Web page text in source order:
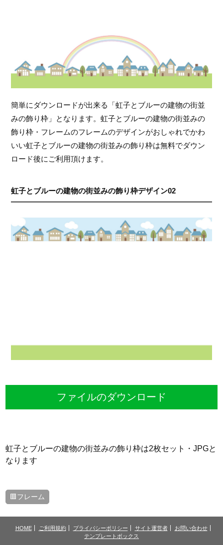
簡単にダウンロードが出来る「虹子とブルーの建物の街並
みの飾り枠」となります。虹子とブルーの建物の街並みの
飾り枠・フレームのフレームのデザインがおしゃれでかわ
いい虹子とブルーの建物の街並みの飾り枠は無料でダウン
ロード後にご利用頂けます。
虹子とブルーの建物の街並みの飾り枠デザイン02
ファイルのダウンロード
虹子とブルーの建物の街並みの飾り枠は2枚セット・JPGと
なります
🟥フレーム
HOME ご利用規約 プライバシーポリシー サイト運営者
お問い合わせ
テンプレートボックス